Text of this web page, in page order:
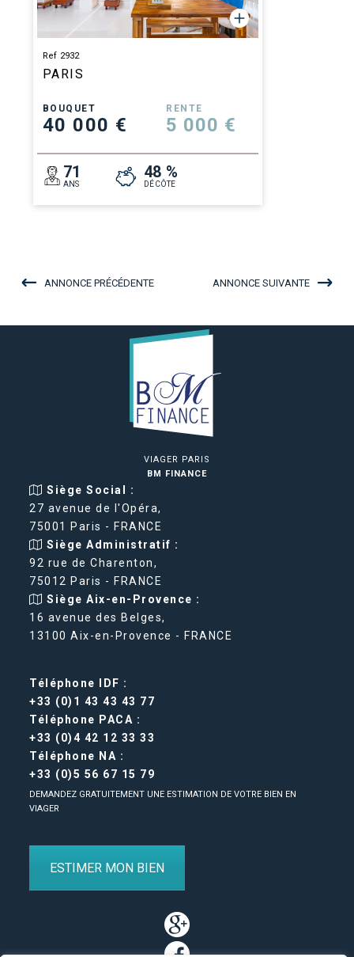
Ref 2932
PARIS
BOUQUET
40 000 €
RENTE
5 000 €
71
ANS
48 %
DÉCÔTE
ANNONCE PRÉCÉDENTE ANNONCE SUIVANTE
VIAGER PARIS
BM FINANCE
Siège Social :
27 avenue de l'Opéra,
75001 Paris - FRANCE
Siège Administratif :
92 rue de Charenton,
75012 Paris - FRANCE
Siège Aix-en-Provence :
16 avenue des Belges,
13100 Aix-en-Provence - FRANCE
Téléphone IDF :
+33 (0)1 43 43 43 77
Téléphone PACA :
+33 (0)4 42 12 33 33
Téléphone NA :
+33 (0)5 56 67 15 79
DEMANDEZ GRATUITEMENT UNE ESTIMATION DE VOTRE BIEN EN
VIAGER
ESTIMER MON BIEN